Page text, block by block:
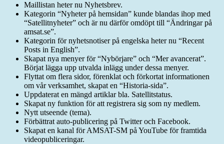
2013
Maillistan heter nu Nyhetsbrev.
Kategorin “Nyheter på hemsidan” kunde blandas ihop med
“Satellitnyheter” och är nu därför omdöpt till “Ändringar på
amsat.se”.
Kategorin för nyhetsnotiser på engelska heter nu “Recent
Posts in English”.
Skapat nya menyer för “Nybörjare” och “Mer avancerat”.
Börjat lägga upp utvalda inlägg under dessa menyer.
Flyttat om flera sidor, förenklat och förkortat informationen
om vår verksamhet, skapat en “Historia-sida”.
Uppdaterat en mängd artiklar bla. Satellitstatus.
Skapat ny funktion för att registrera sig som ny medlem.
Nytt utseende (tema).
Förbättrat auto-publicering på Twitter och Facebook.
Skapat en kanal för AMSAT-SM på YouTube för framtida
videopubliceringar.